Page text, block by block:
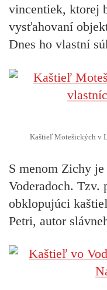
vincentiek, ktorej
vysťahovaní
Dnes ho vlastní
Kaštieľ Motešických v
S menom Zichy
Voderadoch. Tzv.
obklopujúci
Petri, autor